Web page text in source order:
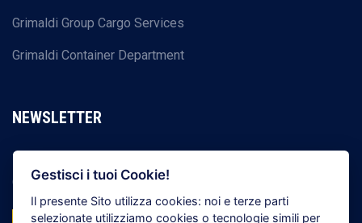
Gestisci i tuoi Cookie!
Il presente Sito utilizza cookies: noi e terze parti
selezionate utilizziamo cookies o tecnologie simili per
Grimaldi Group Cargo Services
Grimaldi Container Department
NEWSLETTER
Grimaldi